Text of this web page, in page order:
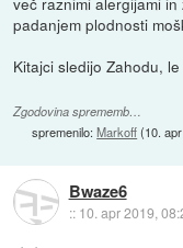
padanjem plodnosti
Kitajci sledijo Zahodu,
Zgodovina sprememb…
spremenilo:Markoff(10.
Bwaze6
:: 10. apr 2019,